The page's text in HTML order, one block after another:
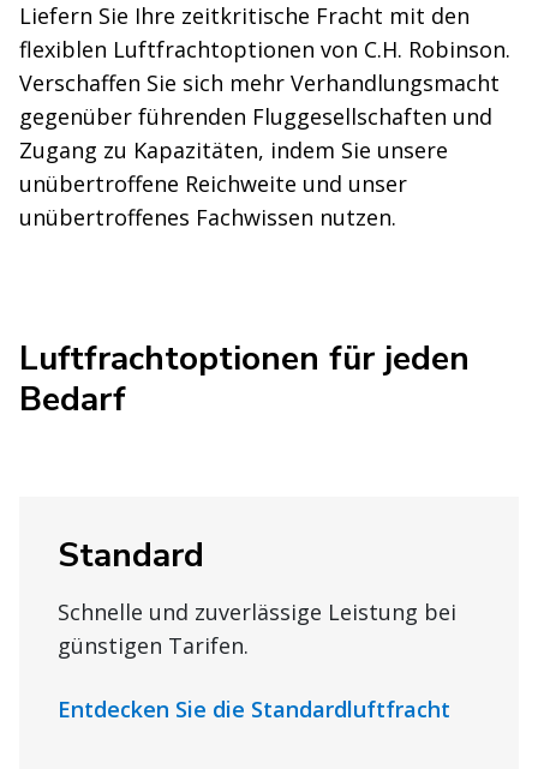
Liefern Sie Ihre zeitkritische Fracht mit den
flexiblen Luftfrachtoptionen von C.H. Robinson.
Verschaffen Sie sich mehr Verhandlungsmacht
gegenüber führenden Fluggesellschaften und
Zugang zu Kapazitäten, indem Sie unsere
unübertroffene Reichweite und unser
unübertroffenes Fachwissen nutzen.
Luftfrachtoptionen für jeden
Bedarf
Standard
Schnelle und zuverlässige Leistung bei
günstigen Tarifen.
Entdecken Sie die Standardluftfracht